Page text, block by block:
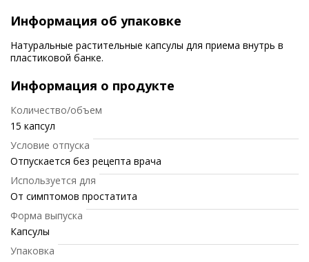
Информация об упаковке
Натуральные растительные капсулы для приема внутрь в
пластиковой банке.
Информация о продукте
Количество/объем
15 капсул
Условие отпуска
Отпускается без рецепта врача
Используется для
От симптомов простатита
Форма выпуска
Капсулы
Упаковка